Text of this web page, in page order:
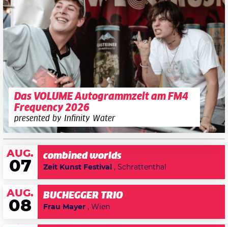
Das VOLUME Autogrammzelt am FM4
Frequency 2026
presented by Infinity Water
AUG.
07
combined worlds
Zeit Kunst Festival , Schrattenthal
AUG.
08
BUCHEGGER TRIO
Frau Mayer , Wien